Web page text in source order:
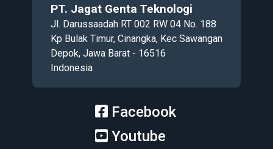
PT. Jagat Genta Teknologi
Jl. Darussaadah RT 002 RW 04 No. 188
Kp Bulak Timur, Cinangka, Kec Sawangan
Depok, Jawa Barat - 16516
Indonesia
Facebook
Youtube